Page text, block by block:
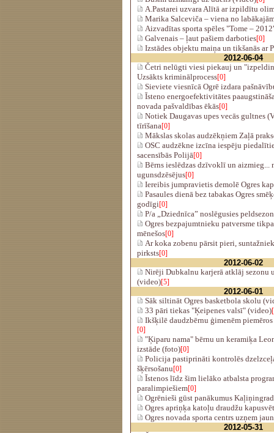
A.Pastarei uzvara Alītā ar izpildītu
Marika Salceviča – viena no
Aizvadītas sporta spēles "Tome –
Galvenais – ļaut pašiem darboties[0]
Izstādes objektu maiņa un tikšanās ar
2012-06-04
Četri nelūgti viesi piekauj un
Uzsākts kriminālprocess[0]
Sieviete viesnīcā Ogrē izdara
Īsteno energoefektivitātes
novada pašvaldības ēkās[0]
Notiek Daugavas upes vecās gultnes
tīrīšana[0]
Mākslas skolas audzēkņiem Zaļā
OSC audzēkne izcīna iespēju
sacensībās Polijā[0]
Bērns ieslēdzas dzīvoklī un aizmieg...
ugunsdzēsējus[0]
Iereibis jumpravietis demolē Ogres
Pasaules dienā bez tabakas Ogres
godīgi[0]
P/a „Dziednīca” noslēgusies
Ogres bezpajumtnieku patversme
mēnešos[0]
Ar koka zobenu pārsit pieri,
pirksts[0]
2012-06-02
Nirēji Dubkalnu karjerā atklāj sezonu
(video)[5]
2012-06-01
Sāk siltināt Ogres basketbola skolu
33 pāri tiekas "Ķeipenes valsī" (video)
Ikšķilē daudzbērnu ģimenēm
[0]
"Ķiparu nama" bērnu un keramiķa
izstāde (foto)[0]
Policija pastiprināti kontrolēs
šķērsošanu[0]
Īstenos līdz šim lielāko atbalsta
paralimpiešiem[0]
Ogrēnieši gūst panākumus
Ogres apriņķa katoļu draudžu
Ogres novada sporta centrs uzņem
2012-05-31